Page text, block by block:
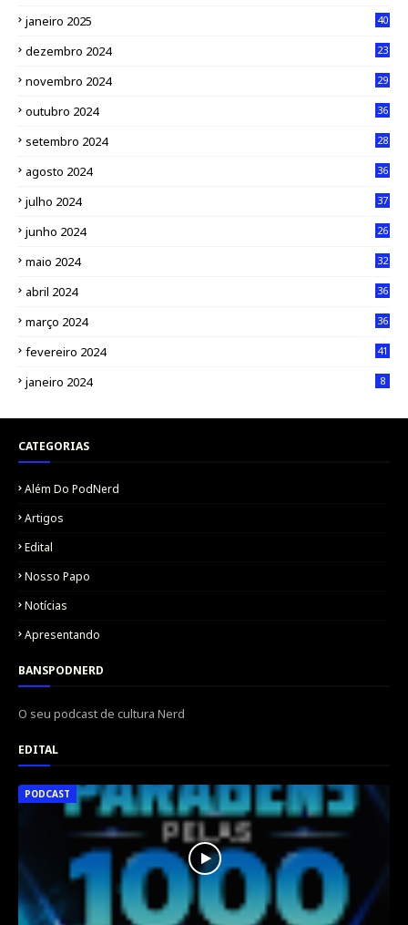
janeiro 2025 40
dezembro 2024 23
novembro 2024 29
outubro 2024 36
setembro 2024 28
agosto 2024 36
julho 2024 37
junho 2024 26
maio 2024 32
abril 2024 36
março 2024 36
fevereiro 2024 41
janeiro 2024 8
CATEGORIAS
Além Do PodNerd
Artigos
Edital
Nosso Papo
Notícias
Apresentando
BANSPODNERD
O seu podcast de cultura Nerd
EDITAL
PODCAST